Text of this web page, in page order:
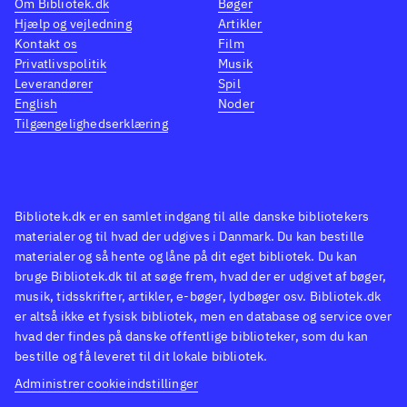
inde i vægge o.l
Genremæssigt skiller dette spil
sig ud fra de øvrige Harry
Potter-spil, ved at være 3
persons skydespil, mens de
øvrige spil er action- og
mere dystert end tidligere.
Det er en kendt sag, at
spilmatiseringer sjældent er
gode. Dette spil bekræfter
udsagnet og ligger
kvalitetsmæssigt under middel.
end
spil.
Ron
(som
Bibliotek.dk er en samlet indgang til alle danske bibliotekers
materialer og til hvad der udgives i Danmark. Du kan bestille
materialer og så hente og låne på dit eget bibliotek. Du kan
bruge Bibliotek.dk til at søge frem, hvad der er udgivet af bøger,
musik, tidsskrifter, artikler, e-bøger, lydbøger osv. Bibliotek.dk
er altså ikke et fysisk bibliotek, men en database og service over
hvad der findes på danske offentlige biblioteker, som du kan
bestille og få leveret til dit lokale bibliotek.
Administrer cookieindstillinger
Om Bibliotek.dk
Hjælp og vejledning
Kontakt os
Privatlivspolitik
Leverandører
English
Tilgængelighedserklæring
Bøger
Artikler
Film
Musik
Spil
Noder